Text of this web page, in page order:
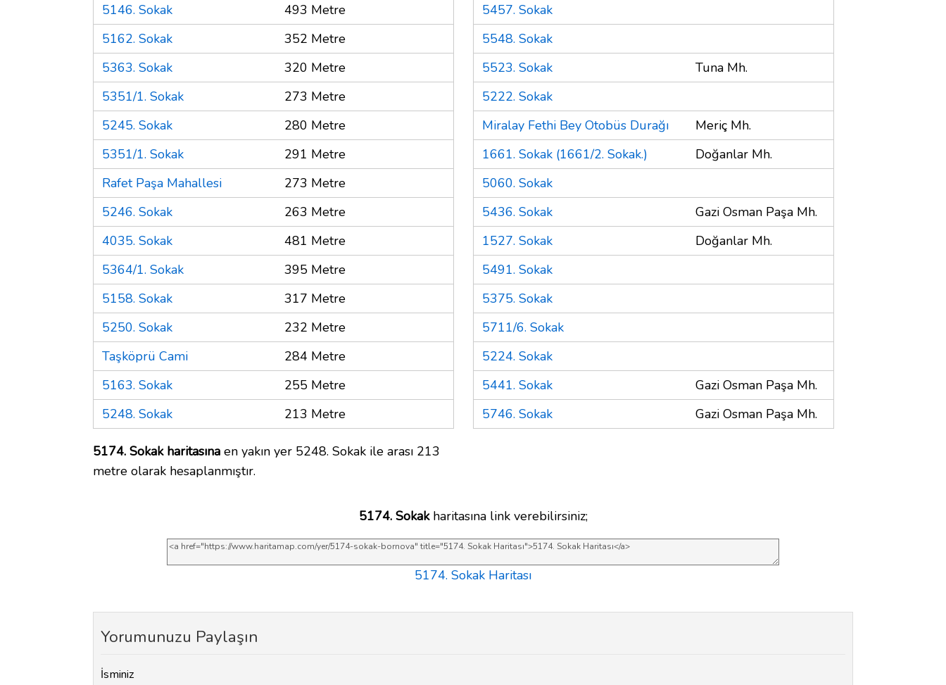
5146. Sokak
493 Metre
5162. Sokak
352 Metre
5363. Sokak
320 Metre
5351/1. Sokak
273 Metre
5245. Sokak
280 Metre
5351/1. Sokak
291 Metre
Rafet Paşa Mahallesi
273 Metre
5246. Sokak
263 Metre
4035. Sokak
481 Metre
5364/1. Sokak
395 Metre
5158. Sokak
317 Metre
5250. Sokak
232 Metre
Taşköprü Cami
284 Metre
5163. Sokak
255 Metre
5248. Sokak
213 Metre
5174. Sokak haritasına en yakın yer 5248. Sokak ile arası 213
metre olarak hesaplanmıştır.
5457. Sokak
5548. Sokak
5523. Sokak
Tuna Mh.
5222. Sokak
Miralay Fethi Bey Otobüs Durağı
Meriç Mh.
1661. Sokak (1661/2. Sokak.)
Doğanlar Mh.
5060. Sokak
5436. Sokak
Gazi Osman Paşa Mh.
1527. Sokak
Doğanlar Mh.
5491. Sokak
5375. Sokak
5711/6. Sokak
5224. Sokak
5441. Sokak
Gazi Osman Paşa Mh.
5746. Sokak
Gazi Osman Paşa Mh.
5174. Sokakharitasına link verebilirsiniz;
5174. Sokak Haritası
Yorumunuzu Paylaşın
İsminiz